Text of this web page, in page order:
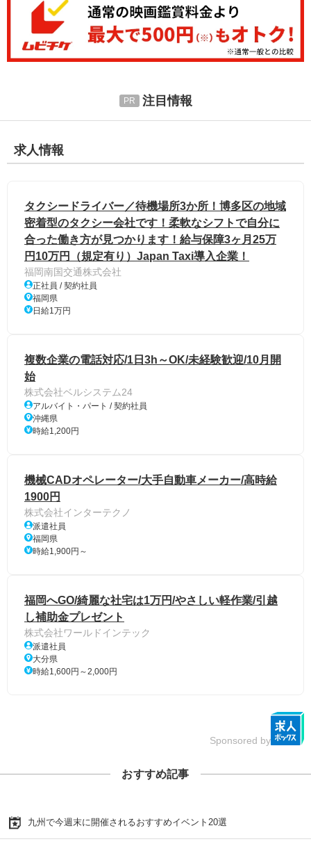
注目情報
求人情報
タクシードライバー／待機場所3か所！博多区の地域
密着型のタクシー会社です！柔軟なシフトで自分に
合った働き方が見つかります！給与保障3ヶ月25万
円10万円（規定有り）Japan Taxi導入企業！
福岡南国交通株式会社
正社員 / 契約社員
福岡県
日給1万円
複数企業の電話対応/1日3h～OK/未経験歓迎/10月開
始
株式会社ベルシステム24
アルバイト・パート / 契約社員
沖縄県
時給1,200円
機械CADオペレーター/大手自動車メーカー/高時給
1900円
株式会社インターテクノ
派遣社員
福岡県
時給1,900円～
福岡へGO/綺麗な社宅は1万円/やさしい軽作業/引越
し補助金プレゼント
株式会社ワールドインテック
派遣社員
大分県
時給1,600円～2,000円
Sponsored by
おすすめ記事
九州で今週末に開催されるおすすめイベント20選